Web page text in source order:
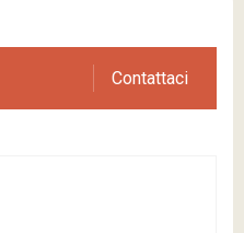
Contattaci